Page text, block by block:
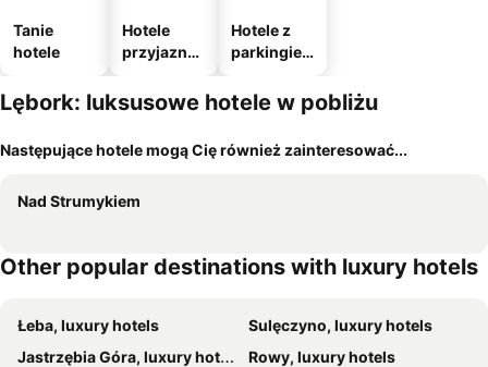
Tanie
hotele
Hotele
przyjazne
m
Hotele z
parkingie
Lębork: luksusowe hotele w pobliżu
Następujące hotele mogą Cię również zainteresować...
Nad Strumykiem
Other popular destinations with luxury hotels
Łeba, luxury hotels
Sulęczyno, luxury hotels
Jastrzębia Góra, luxury hotels
Rowy, luxury hotels